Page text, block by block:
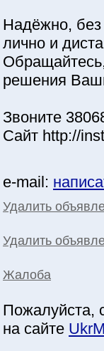
Надёжно,
лично и
решения
Звоните
Сайт http://
e-mail:
Удалить
Удалить
Жалоба
Пожалуйста,
на сайте